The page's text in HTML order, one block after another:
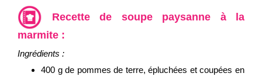
Recette de soupe paysanne à la
marmite :
Ingrédients :
400 g de pommes de terre, épluchées et coupées en